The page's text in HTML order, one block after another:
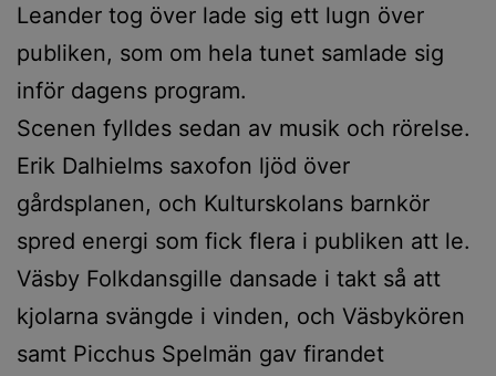
Leander tog över lade sig ett lugn över
publiken, som om hela tunet samlade sig
inför dagens program.
Scenen fylldes sedan av musik och rörelse.
Erik Dalhielms saxofon ljöd över
gårdsplanen, och Kulturskolans barnkör
spred energi som fick flera i publiken att le.
Väsby Folkdansgille dansade i takt så att
kjolarna svängde i vinden, och Väsbykören
samt Picchus Spelmän gav firandet